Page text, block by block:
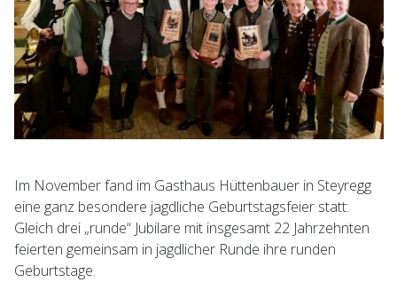
Im November fand im Gasthaus Hüttenbauer in Steyregg
eine ganz besondere jagdliche Geburtstagsfeier statt:
Gleich drei „runde“ Jubilare mit insgesamt 22 Jahrzehnten
feierten gemeinsam in jagdlicher Runde ihre runden
Geburtstage.